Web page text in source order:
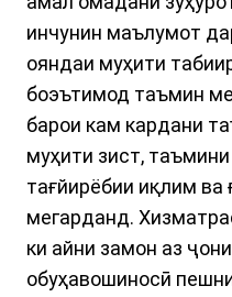
инчунин маълумот
ояндаи муҳити
боэътимод таъмин
барои кам кардани
муҳити зист,
тағйирёбии иқлим ва
мегарданд.
ки айни замон аз
обуҳавошиносӣ